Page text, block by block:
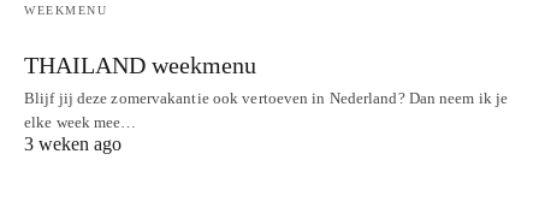
WEEKMENU
THAILAND weekmenu
Blijf jij deze zomervakantie ook vertoeven in Nederland? Dan neem ik je
elke week mee…
3 weken ago